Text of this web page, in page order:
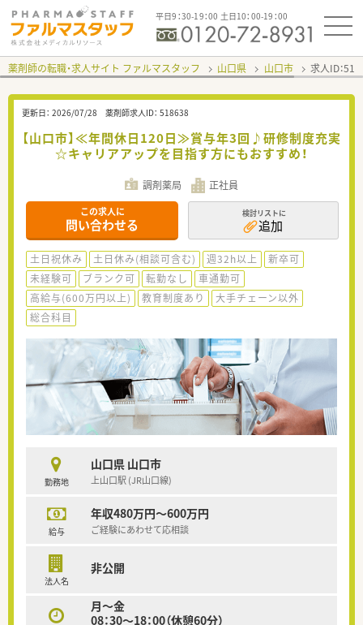
平日9：30-19：00 土日10：00-19：00
薬剤師の転職・求人サイト ファルマスタッフ 山口県 山口市 求人ID：
更新日： 2026/07/28 薬剤師求人ID： 518638
【山口市】≪年間休日120日≫賞与年3回♪研修制度充実
☆キャリアアップを目指す方にもおすすめ！
調剤薬局 正社員
この求人に
問い合わせる
検討リストに
追加
土日祝休み 土日休み(相談可含む) 週32h以上
新卒可
未経験可
ブランク可 転勤なし
車通勤可
高給与(600万円以上)
教育制度あり
大手チェーン以外
総合科目
勤務地
山口県 山口市
上山口駅 (JR山口線)
給与
年収480万円～600万円
ご経験にあわせて応相談
法人名
非公開
月～金
08：30～18：00（休憩60分）